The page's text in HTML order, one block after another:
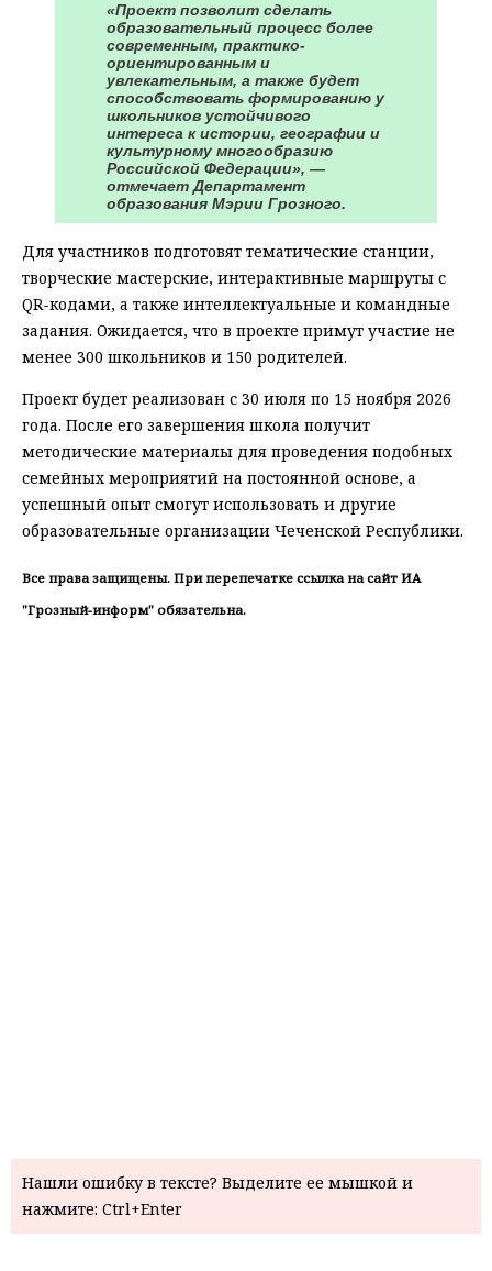
«Проект позволит сделать
образовательный процесс более
современным, практико-
ориентированным и
увлекательным, а также будет
способствовать формированию у
школьников устойчивого
интереса к истории, географии и
культурному многообразию
Российской Федерации», —
отмечает Департамент
образования Мэрии Грозного.
Для участников подготовят тематические станции,
творческие мастерские, интерактивные маршруты с
QR-кодами, а также интеллектуальные и командные
задания. Ожидается, что в проекте примут участие не
менее 300 школьников и 150 родителей.
Проект будет реализован с 30 июля по 15 ноября 2026
года. После его завершения школа получит
методические материалы для проведения подобных
семейных мероприятий на постоянной основе, а
успешный опыт смогут использовать и другие
образовательные организации Чеченской Республики.
Все права защищены. При перепечатке ссылка на сайт ИА
"Грозный-информ" обязательна.
Нашли ошибку в тексте? Выделите ее мышкой и
нажмите: Ctrl+Enter